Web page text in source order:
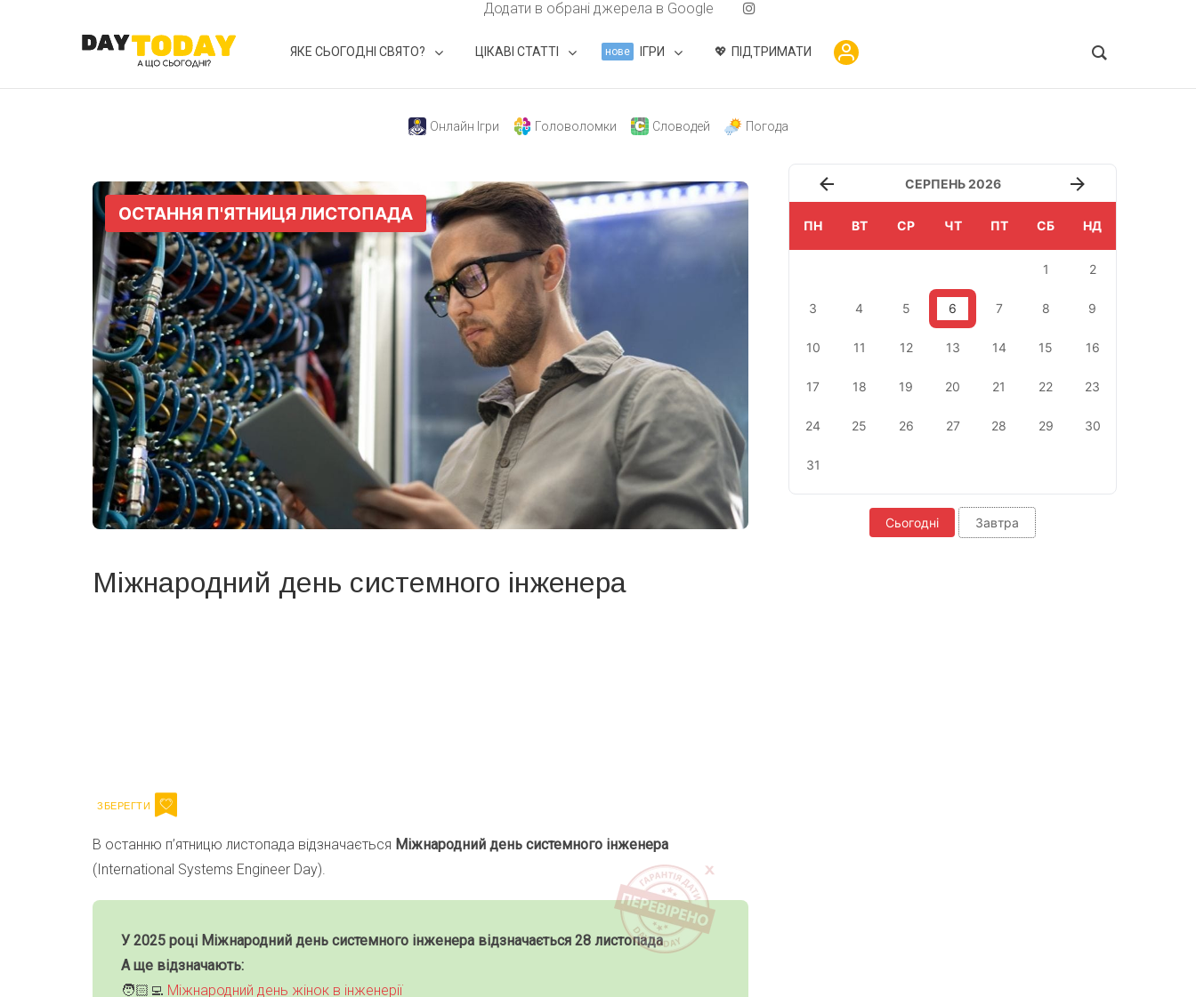
Додати в обрані джерела в Google
ЯКЕ СЬОГОДНІ СВЯТО? ЦІКАВІ СТАТТІ нове ІГРИ ПІДТРИМАТИ
Онлайн Ігри Головоломки Словодей Погода
Міжнародний день системного інженера
В останню п’ятницю листопада відзначається Міжнародний день системного інженера
(International Systems Engineer Day).
У 2025 році Міжнародний день системного інженера відзначається 28 листопада
А ще відзначають:
🧑🏻‍💻 Міжнародний день жінок в інженерії
СЕРПЕНЬ 2026
ПН ВТ СР ЧТ ПТ СБ НД
1 2
3 4 5 6 7 8 9
10 11 12 13 14 15 16
17 18 19 20 21 22 23
24 25 26 27 28 29 30
31
Сьогодні Завтра